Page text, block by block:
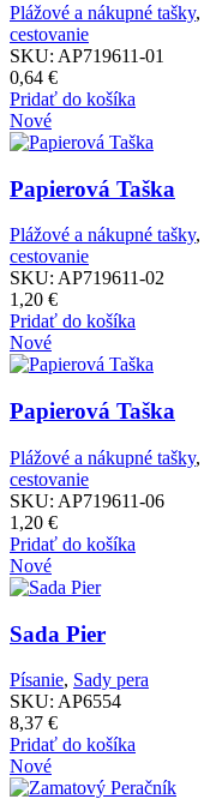
Plážové a nákupné tašky,
cestovanie
SKU: AP719611-01
0,64 €
Pridať do košíka
Nové
Papierová Taška
Plážové a nákupné tašky,
cestovanie
SKU: AP719611-02
1,20 €
Pridať do košíka
Nové
Papierová Taška
Plážové a nákupné tašky,
cestovanie
SKU: AP719611-06
1,20 €
Pridať do košíka
Nové
Sada Pier
Písanie, Sady pera
SKU: AP6554
8,37 €
Pridať do košíka
Nové